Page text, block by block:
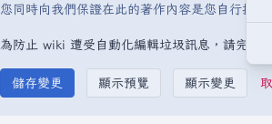
您同時向我們保證在此的著作內容是您自行撰
為防止 wiki 遭受自動化編輯垃圾訊息，請完成